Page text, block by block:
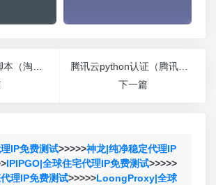
下一篇
IP免费测试>>>>>神龙|纯净稳定代理IP
IPIPGO|全球住宅代理IP免费测试>>>>>
理IP免费测试>>>>>LoongProxy|全球